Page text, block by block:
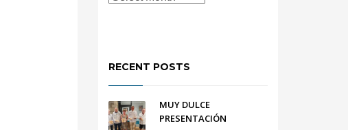
RECENT POSTS
MUY DULCE
PRESENTACIÓN